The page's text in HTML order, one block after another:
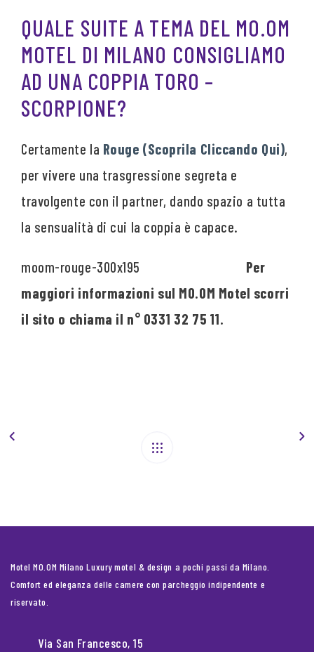
QUALE SUITE A TEMA DEL MO.OM
MOTEL DI MILANO CONSIGLIAMO
AD UNA COPPIA TORO –
SCORPIONE?
Certamente la Rouge (Scoprila Cliccando Qui),
per vivere una trasgressione segreta e
travolgente con il partner, dando spazio a tutta
la sensualità di cui la coppia è capace.
Per
maggiori informazioni sul MO.OM Motel scorri
il sito o chiama il n° 0331 32 75 11.
Motel MO.OM Milano Luxury motel & design a pochi passi da Milano.
Comfort ed eleganza delle camere con parcheggio indipendente e
riservato.
Via San Francesco, 15